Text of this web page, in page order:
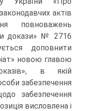
актів
повноважень
докази» № 2716
доповнити
новою главою
в якій
забезпечення
забезпечення
висловлена і